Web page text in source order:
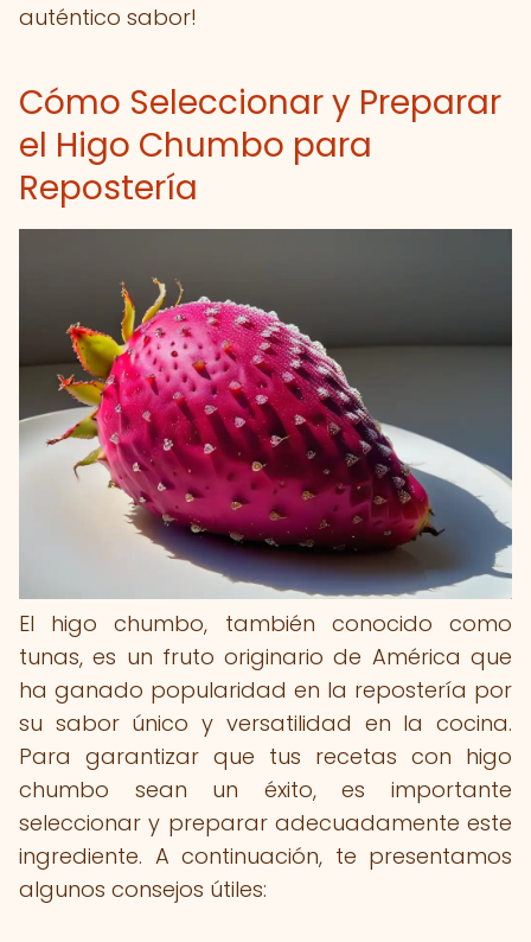
auténtico sabor!
Cómo Seleccionar y Preparar
el Higo Chumbo para
Repostería
El higo chumbo, también conocido como
tunas, es un fruto originario de América que
ha ganado popularidad en la repostería por
su sabor único y versatilidad en la cocina.
Para garantizar que tus recetas con higo
chumbo sean un éxito, es importante
seleccionar y preparar adecuadamente este
ingrediente. A continuación, te presentamos
algunos consejos útiles: